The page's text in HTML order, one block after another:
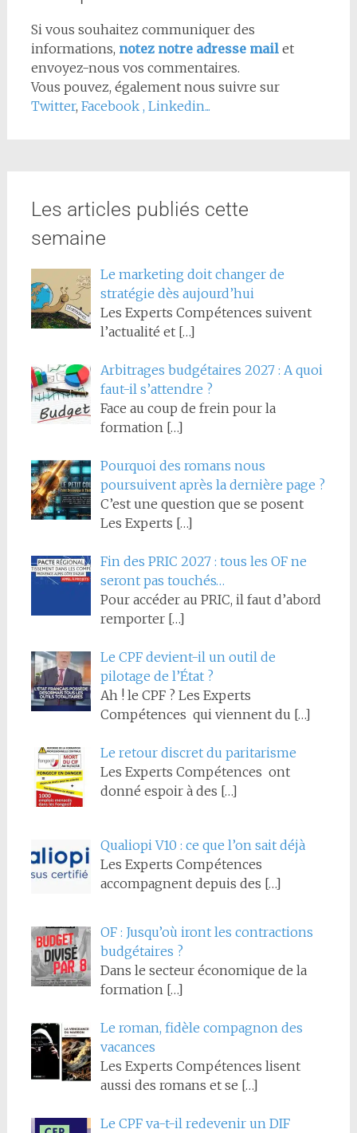
Si vous souhaitez communiquer des
informations, notez notre adresse mail et
envoyez-nous vos commentaires.
Vous pouvez, également nous suivre sur
Twitter, Facebook , Linkedin...
Les articles publiés cette
semaine
Le marketing doit changer de
stratégie dès aujourd’hui
Les Experts Compétences suivent
l’actualité et […]
Arbitrages budgétaires 2027 : A quoi
faut-il s’attendre ?
Face au coup de frein pour la
formation […]
Pourquoi des romans nous
poursuivent après la dernière page ?
C’est une question que se posent
Les Experts […]
Fin des PRIC 2027 : tous les OF ne
seront pas touchés…
Pour accéder au PRIC, il faut d’abord
remporter […]
Le CPF devient-il un outil de
pilotage de l’État ?
Ah ! le CPF ? Les Experts
Compétences qui viennent du […]
Le retour discret du paritarisme
Les Experts Compétences ont
donné espoir à des […]
Qualiopi V10 : ce que l’on sait déjà
Les Experts Compétences
accompagnent depuis des […]
OF : Jusqu’où iront les contractions
budgétaires ?
Dans le secteur économique de la
formation […]
Le roman, fidèle compagnon des
vacances
Les Experts Compétences lisent
aussi des romans et se […]
Le CPF va-t-il redevenir un DIF